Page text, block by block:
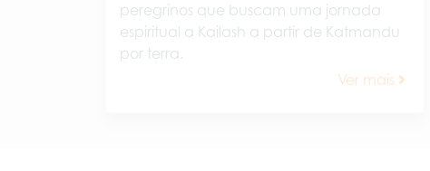
peregrinos que buscam uma jornada
espiritual a Kailash a partir de Katmandu
por terra.
Ver mais